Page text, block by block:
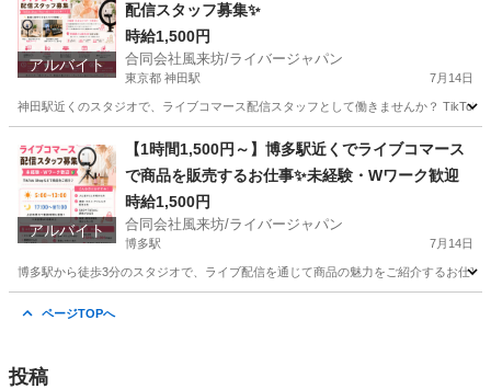
アルバイト
配信スタッフ募集✨
時給1,500円
合同会社風来坊/ライバージャパン
東京都 神田駅 7月14日
神田駅近くのスタジオで、ライブコマース配信スタッフとして働きませんか？
神田駅 その他 ライブ配信
アルバイト
【1時間1,500円～】博多駅近くでライブコマース
で商品を販売するお仕事✨未経験・Wワーク歓迎
時給1,500円
合同会社風来坊/ライバージャパン
博多駅 7月14日
博多駅から徒歩3分のスタジオで、ライブ配信を通じて商品の魅力をご紹介するお仕
ページTOPへ
投稿